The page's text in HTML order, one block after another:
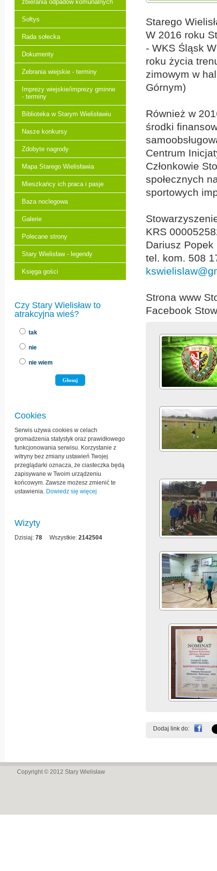
zbierania odpadów komunalnych
Sołtys
Rada sołecka
Dokumenty
Zebrania wiejskie - terminy
Imprezy wiejskie/imprezy gminne
- terminy
Biblioteka w Starym Wielisławiu
Nasze konkursy
Zdobyte nagrody
Mapa Starego Wielisławia
Mieszkańcy ich praca i pasje
Baza noclegowa
Galerie
Polecane strony
Stary Wielisław - legendy
Księga gości
Czy Stary Wielisław to
atrakcyjna wieś?
tak
nie
nie wiem
Cookies
Serwis używa cookies w celach
gromadzenia statystyk oraz prawidłowego
funkcjonowania serwisu. Korzystanie z
witryny bez zmiany ustawień Twojej
przeglądarki oznacza, że ciasteczka będą
zapisywane w Twoim urządzeniu
końcowym. Zawsze możesz zmienić te
ustawienia. Dowiedz się więcej
Wizyty
Dzisiaj: 78 Wszystkie: 2142504
Starego
W 2016 roku
- WKS Śląsk
roku życia
zimowym w
Górnym)
Również w
środki
Centrum
Członkowie
społecznych
sportowych
KRS
Dariusz Popek
tel. kom. 508
Strona www
Facebook
Dodaj link do:
Copyright © 2012 Stary Wielisław